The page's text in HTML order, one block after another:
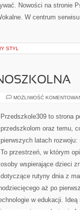
Nowości na stronie
W centrum
STYL
MOŻLIWOŚĆ
Przedszkole309 to strona
przedszkolom oraz temu,
pierwszych latach
To przestrzeń, w którym
osoby wspierające dzieci
dotyczące rutyny dnia z
aż po
w edukacji.